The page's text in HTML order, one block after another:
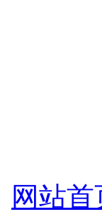
网站首